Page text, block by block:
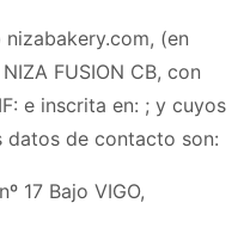
nizabakery.com, (en
NIZA FUSION CB, con
e inscrita en: ; y cuyos
datos de contacto son:
17 Bajo VIGO,